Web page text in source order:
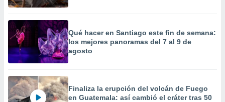
Qué hacer en Santiago este fin de semana:
los mejores panoramas del 7 al 9 de
agosto
Finaliza la erupción del volcán de Fuego
en Guatemala: así cambió el cráter tras 50